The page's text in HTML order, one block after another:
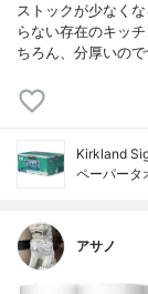
ストックが少なく
らない存在のキッ
ちろん、分厚いの
Kirkland
ペーパータ
アサノ